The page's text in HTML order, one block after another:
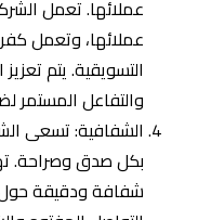
على بناء الثقة
خلال الشفافية.
باختصار، تعد شركة
رؤيتها لتكون رائدة في
على قيم الالتزام،
لتقديم حلول تسويقية
مع عملائها وتعزز